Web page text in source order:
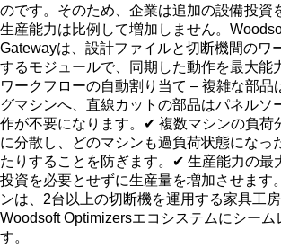
のです。そのため、企業は追加の設備投資
生産能力は比例して増加しません。
Gatewayは、設計ファイルと切断機間のワ
するモジュールで、同期した動作を最大能
ワークフローの自動割り当て – 複雑な部品
グマシンへ、直線カットの部品はパネルソ
作が不要になります。✔ 複数マシンの負荷
に分散し、どのマシンも過負荷状態になっ
たりすることを防ぎます。✔ 生産能力の最
投資を必要とせずに生産量を増加させます
ンは、2台以上の切断機を運用する家具工房
Woodsoft Optimizersエコシステムにシーム
す。